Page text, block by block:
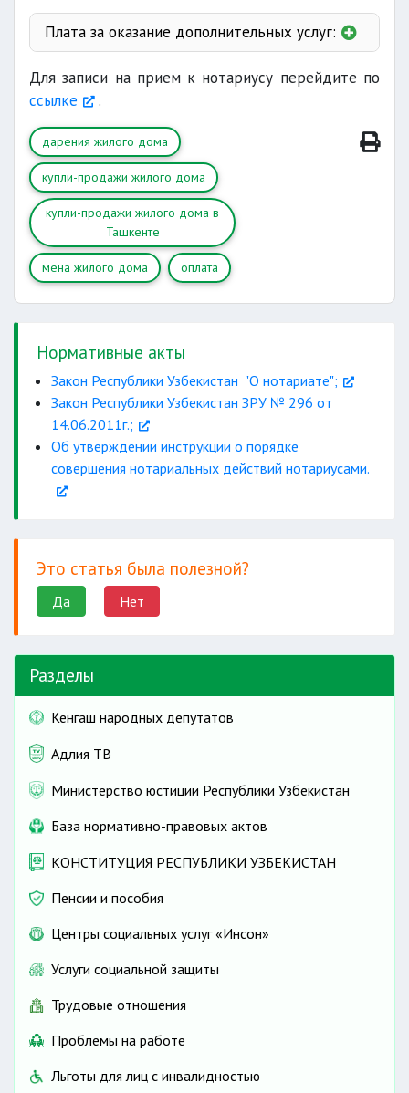
паспорт
кадастровое дело
согласие
кадастра
залогодержателя
справка
родство
Плата за оказание дополнительных услуг:
Для записи на прием к нотариусу перейдите по
ссылке
.
дарения жилого дома
купли-продажи жилого дома
купли-продажи жилого дома в
Ташкенте
мена жилого дома оплата
Нормативные акты
Закон Республики Узбекистан "О нотариате";
Закон Республики Узбекистан ЗРУ № 296 от
14.06.2011г.;
Об утверждении инструкции о порядке
совершения нотариальных действий нотариусами.
Это статья была полезной?
Да Нет
Разделы
Кенгаш народных депутатов
Адлия ТВ
Министерство юстиции Республики Узбекистан
База нормативно-правовых актов
КОНСТИТУЦИЯ РЕСПУБЛИКИ УЗБЕКИСТАН
Пенсии и пособия
Центры социальных услуг «Инсон»
Услуги социальной защиты
Трудовые отношения
Проблемы на работе
Льготы для лиц с инвалидностью